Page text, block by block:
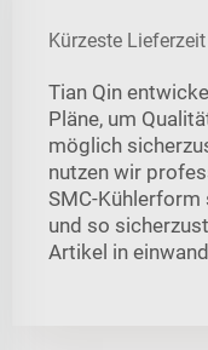
Kürzeste
Tian Qin
Pläne, um
möglich
nutzen wir
SMC-
und so
Artikel in